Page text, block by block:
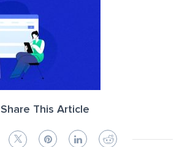
Share This Article